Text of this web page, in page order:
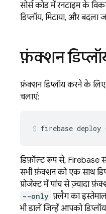
सोर्स कोड में रनटाइम के
डिप्लॉय, मिटाया, और बदला
फ़ंक्शन
फ़ंक्शन डिप्लॉय करने के
चलाएं:
डिफ़ॉल्ट रूप से, Firebase
सभी फ़ंक्शन को एक साथ
प्रोजेक्ट में पांच से ज़्यादा
--only फ़्लैग का
भी डालें जिन्हें आपको